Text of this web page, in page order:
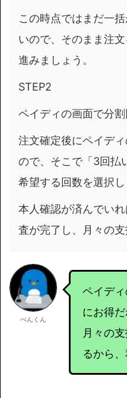
この時点ではまだ一
いので、そのまま注
進みましょう。
STEP2
ペイディの画面で分
注文確定後にペイデ
ので、そこで「3回払
希望する回数を選択し
本人確認が済んでい
査が完了し、月々の支
ぺんくん
ペイデ
にお得
月々の
るから